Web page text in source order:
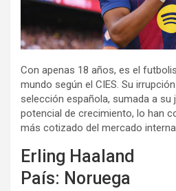
Con apenas 18 años, es el
mundo según el CIES. Su
selección española, sumada a su
potencial de crecimiento, lo han
más cotizado del mercado
Erling Haaland
País: Noruega